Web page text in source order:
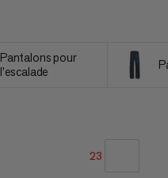
Pantalons pour
l'escalade
23